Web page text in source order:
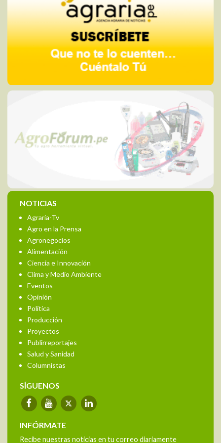
NOTICIAS
Agraria-Tv
Agro en la Prensa
Agronegocios
Alimentación
Ciencia e Innovación
Clima y Medio Ambiente
Eventos
Opinión
Política
Producción
Proyectos
Publirreportajes
Salud y Sanidad
Columnistas
SÍGUENOS
INFÓRMATE
Recibe nuestras noticias en tu correo diariamente